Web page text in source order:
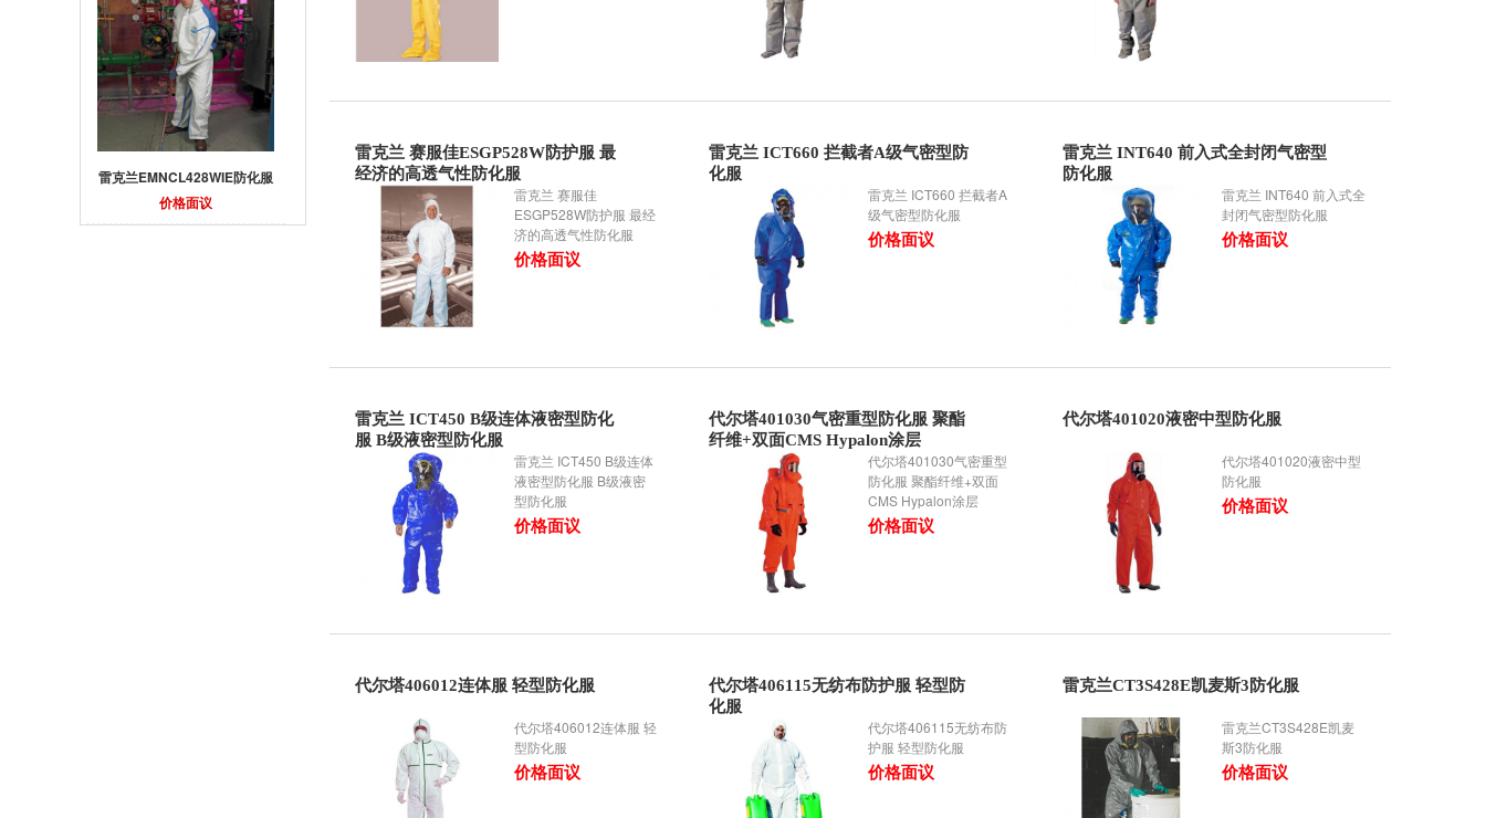
雷克兰EMNCL428WIE防化服
价格面议
雷克兰 赛服佳ESGP528W防护服 最
经济的高透气性防化服
雷克兰 赛服佳
ESGP528W防护服 最经
济的高透气性防化服
价格面议
雷克兰 ICT660 拦截者A级气密型防
化服
雷克兰 ICT660 拦截者A
级气密型防化服
价格面议
雷克兰 INT640 前入式全封闭气密型
防化服
雷克兰 INT640 前入式全
封闭气密型防化服
价格面议
雷克兰 ICT450 B级连体液密型防化
服 B级液密型防化服
雷克兰 ICT450 B级连体
液密型防化服 B级液密
型防化服
价格面议
代尔塔401030气密重型防化服 聚酯
纤维+双面CMS Hypalon涂层
代尔塔401030气密重型
防化服 聚酯纤维+双面
CMS Hypalon涂层
价格面议
代尔塔401020液密中型防化服
代尔塔401020液密中型
防化服
价格面议
代尔塔406012连体服 轻型防化服
代尔塔406012连体服 轻
型防化服
价格面议
代尔塔406115无纺布防护服 轻型防
化服
代尔塔406115无纺布防
护服 轻型防化服
价格面议
雷克兰CT3S428E凯麦斯3防化服
雷克兰CT3S428E凯麦
斯3防化服
价格面议